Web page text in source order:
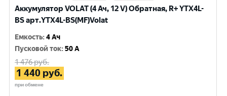
Аккумулятор VOLAT (4 Ач, 12 V) Обратная, R+ YTX4L-
BS арт.YTX4L-BS(MF)Volat
Емкость:4 Ач
Пусковой ток:50 A
1 476руб.
1 440 руб.
при обмене